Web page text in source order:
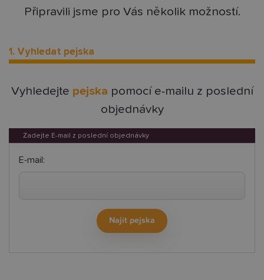
Připravili jsme pro Vás několik možností.
1. Vyhledat pejska
Vyhledejte pejska pomocí e-mailu z poslední
objednávky
Zadejte E-mail z poslední objednávky
E-mail: